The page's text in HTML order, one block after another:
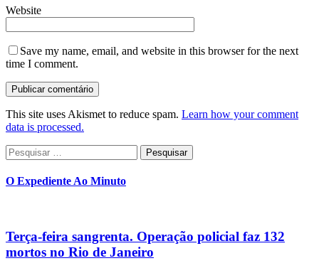
Website
Save my name, email, and website in this browser for the next
time I comment.
This site uses Akismet to reduce spam. Learn how your comment
data is processed.
Pesquisar
por:
O Expediente Ao Minuto
Terça-feira sangrenta. Operação policial faz 132
mortos no Rio de Janeiro